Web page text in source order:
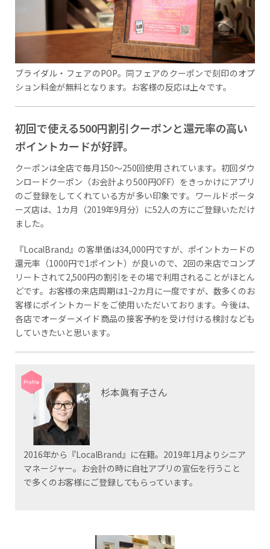
ブライダル・フェアのPOP。同フェアのクーポンで刻印のオプ
ション料金が無料となります。お客様の反応は上々です。
初回で使える500円割引クーポンと還元率の高い
ポイントカードが好評。
クーポンは全店で毎月150～250回使用されています。初回ダウ
ンロードクーポン（お会計より500円OFF）をきっかけにアプリ
のご登録をしてくれている方が多い印象です。ワールドポータ
ーズ店は、1カ月（2019年9月分）に52人の方にご登録いただけ
ました。
『LocalBrand』の客単価は34,000円ですが、ポイントカードの
還元率（1000円で1ポイント）が良いので、2回の来店でコンプ
リートされて2,500円の割引をその場で利用されることがほとん
どです。お客様の来店周期は1~2カ月に一度ですが、数多くのお
客様にポイントカードをご使用いただいております。今後は、
各店でオーダーメイド商品の接客予約を受け付ける検討なども
していきたいと思います。
杉本眞有子さん
2016年から『LocalBrand』に在籍。2019年1月よりシニア
マネージャー。お会計の時に自社アプリの宣伝を行うこと
で多くのお客様にご登録してもらっています。